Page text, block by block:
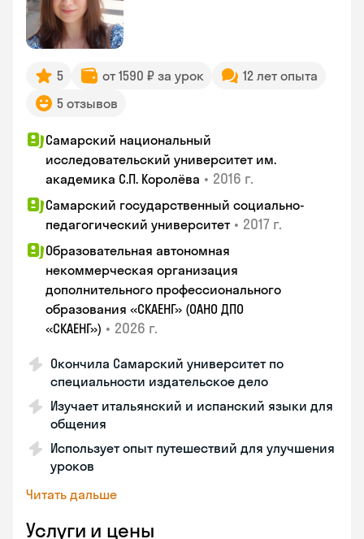
5 от 1590 ₽ за урок
12 лет опыта
5 отзывов
Самарский национальный
исследовательский университет им.
академика С.П. Королёва • 2016 г.
Самарский государственный социально-
педагогический университет • 2017 г.
Образовательная автономная
некоммерческая организация
дополнительного профессионального
образования «СКАЕНГ» (ОАНО ДПО
«СКАЕНГ») • 2026 г.
Окончила Самарский университет по
специальности издательское дело
Изучает итальянский и испанский языки для
общения
Использует опыт путешествий для улучшения
уроков
Читать дальше
Услуги и цены